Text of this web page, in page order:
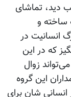
دید، تماشای
ساخته و
انسانیت در
که در این
زوال
این گروه
شان برای